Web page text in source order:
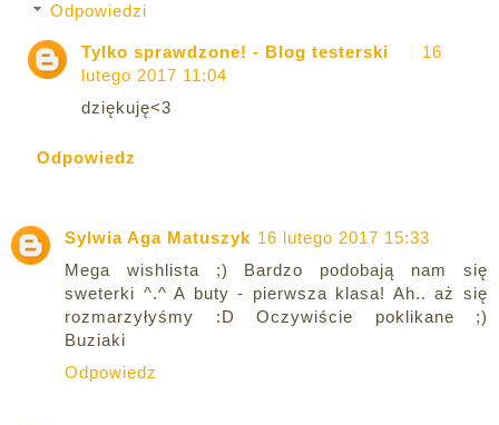
Odpowiedzi
Tylko sprawdzone! - Blog testerski
16
lutego 2017 11:04
dziękuję<3
Odpowiedz
Sylwia Aga Matuszyk 16 lutego 2017 15:33
Mega wishlista ;) Bardzo podobają nam się
sweterki ^.^ A buty - pierwsza klasa! Ah.. aż się
rozmarzyłyśmy :D Oczywiście poklikane ;)
Buziaki
Odpowiedz